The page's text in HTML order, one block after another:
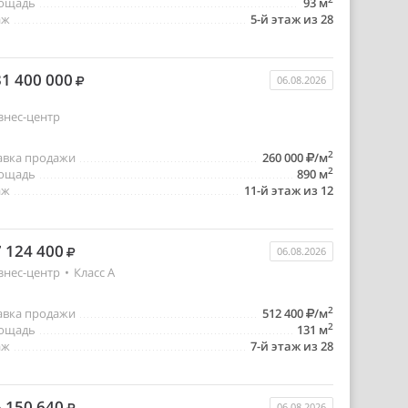
5-й этаж из 28
06.08.2026
400 000
центр
260 000 /м2
продажи
890 м2
11-й этаж из 12
06.08.2026
124 400
центр • Класс A
512 400 /м2
продажи
131 м2
7-й этаж из 28